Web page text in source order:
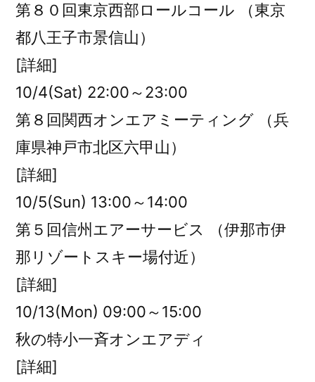
第８０回東京西部ロールコール （東京
都八王子市景信山）
[詳細]
10/4(Sat) 22:00～23:00
第８回関西オンエアミーティング （兵
庫県神戸市北区六甲山）
[詳細]
10/5(Sun) 13:00～14:00
第５回信州エアーサービス （伊那市伊
那リゾートスキー場付近）
[詳細]
10/13(Mon) 09:00～15:00
秋の特小一斉オンエアディ
[詳細]